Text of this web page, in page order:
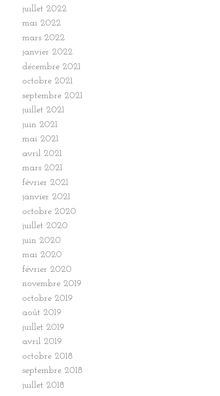
juillet 2022
mai 2022
mars 2022
janvier 2022
décembre 2021
octobre 2021
septembre 2021
juillet 2021
juin 2021
mai 2021
avril 2021
mars 2021
février 2021
janvier 2021
octobre 2020
juillet 2020
juin 2020
mai 2020
février 2020
novembre 2019
octobre 2019
août 2019
juillet 2019
avril 2019
octobre 2018
septembre 2018
juillet 2018